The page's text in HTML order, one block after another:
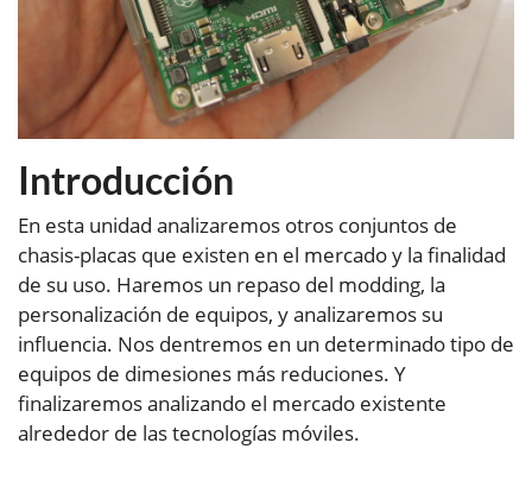
Introducción
En esta unidad analizaremos otros conjuntos de
chasis-placas que existen en el mercado y la finalidad
de su uso. Haremos un repaso del modding, la
personalización de equipos, y analizaremos su
influencia. Nos dentremos en un determinado tipo de
equipos de dimesiones más reduciones. Y
finalizaremos analizando el mercado existente
alrededor de las tecnologías móviles.